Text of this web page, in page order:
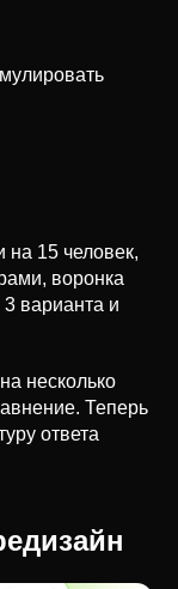
на 15 человек,
воронка
варианта и
несколько
Теперь
ответа